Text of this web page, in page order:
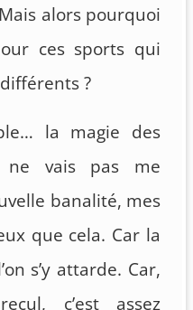
alors pourquoi
ces sports qui
?
la magie des
ne vais pas me
banalité, mes
que cela. Car la
s’y attarde. Car,
c’est assez